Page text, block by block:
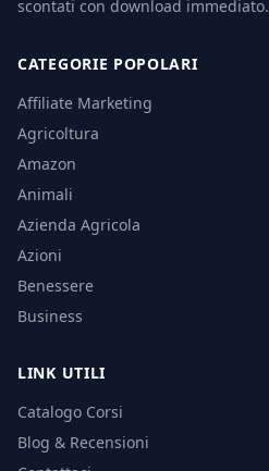
scontati con download immediato.
CATEGORIE POPOLARI
Affiliate Marketing
Agricoltura
Amazon
Animali
Azienda Agricola
Azioni
Benessere
Business
LINK UTILI
Catalogo Corsi
Blog & Recensioni